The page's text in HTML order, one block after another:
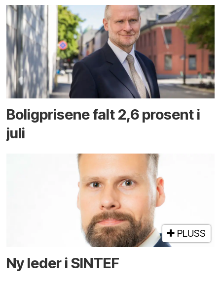
Boligprisene falt 2,6 prosent i
juli
PLUSS
Ny leder i SINTEF